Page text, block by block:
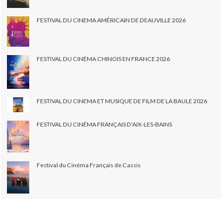
FESTIVAL DU CINEMA AMÉRICAIN DE DEAUVILLE 2026
FESTIVAL DU CINÉMA CHINOIS EN FRANCE 2026
FESTIVAL DU CINEMA ET MUSIQUE DE FILM DE LA BAULE 2026
FESTIVAL DU CINÉMA FRANÇAIS D'AIX-LES-BAINS
Festival du Cinéma Français de Cassis